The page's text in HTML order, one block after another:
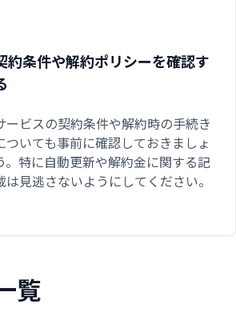
約条件や解約ポリシーを確認す
ービスの契約条件や解約時の手続き
ついても事前に確認しておきましょ
。特に自動更新や解約金に関する記
は見逃さないようにしてください。
覧